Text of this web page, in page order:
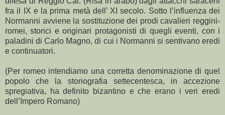
fra il IX e la prima metà dell’ XI secolo. Sotto l’influenza dei
Normanni avviene la sostituzione dei prodi cavalieri reggini-
romei, storici e originari protagonisti di quegli eventi, con i
paladini di Carlo Magno, di cui i Normanni si sentivano eredi
e continuatori.
(Per romeo intendiamo una corretta denominazione di quel
popolo che la storiografia settecentesca, in accezione
spregiativa, ha definito bizantino e che erano i veri eredi
dell’Impero Romano)